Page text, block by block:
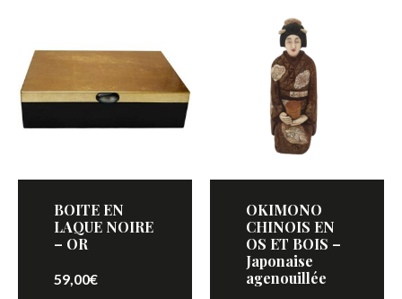
BOITE EN
LAQUE NOIRE
– OR
59,00€
OKIMONO
CHINOIS EN
OS ET BOIS –
Japonaise
agenouillée